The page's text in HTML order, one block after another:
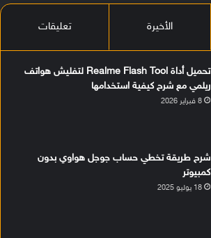
الأخيرة تعليقات
تحميل أداة Realme Flash Tool لتفليش هواتف
ريلمي مع شرح كيفية استخدامها
8 فبراير 2026
شرح طريقة تخطي حساب جوجل هواوي بدون
كمبيوتر
18 يوليو 2025